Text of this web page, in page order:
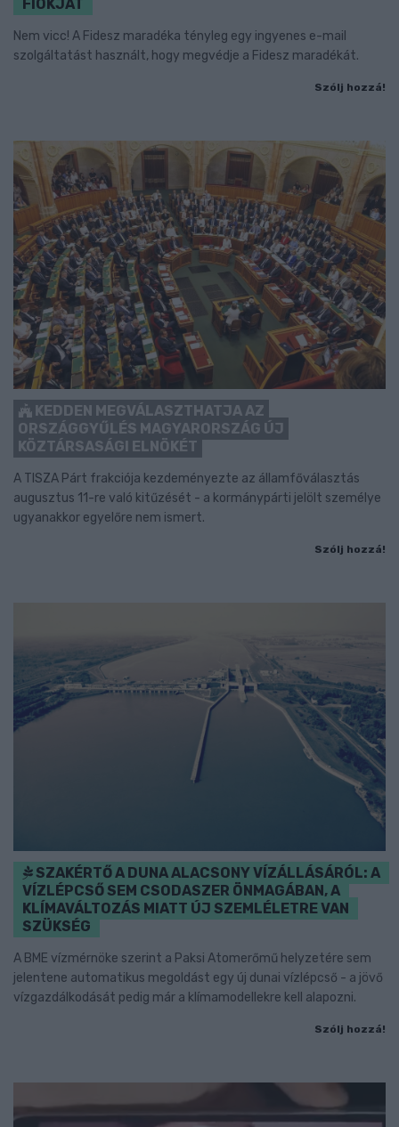
FIÓKJÁT
Nem vicc! A Fidesz maradéka tényleg egy ingyenes e-mail
szolgáltatást használt, hogy megvédje a Fidesz maradékát.
Szólj hozzá!
KEDDEN MEGVÁLASZTHATJA AZ
ORSZÁGGYŰLÉS MAGYARORSZÁG ÚJ
KÖZTÁRSASÁGI ELNÖKÉT
A TISZA Párt frakciója kezdeményezte az államfőválasztás
augusztus 11-re való kitűzését - a kormánypárti jelölt személye
ugyanakkor egyelőre nem ismert.
Szólj hozzá!
SZAKÉRTŐ A DUNA ALACSONY VÍZÁLLÁSÁRÓL: A
VÍZLÉPCSŐ SEM CSODASZER ÖNMAGÁBAN, A
KLÍMAVÁLTOZÁS MIATT ÚJ SZEMLÉLETRE VAN
SZÜKSÉG
A BME vízmérnöke szerint a Paksi Atomerőmű helyzetére sem
jelentene automatikus megoldást egy új dunai vízlépcső - a jövő
vízgazdálkodását pedig már a klímamodellekre kell alapozni.
Szólj hozzá!